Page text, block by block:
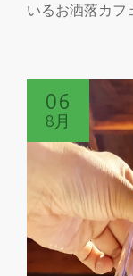
いるお洒落カフ
06
8月